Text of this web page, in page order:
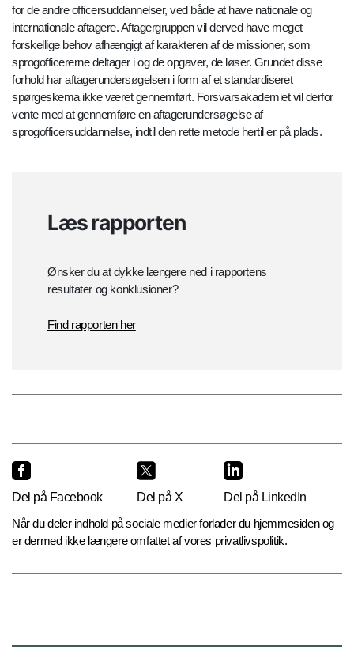
for de andre officersuddannelser, ved både at have nationale og
internationale aftagere. Aftagergruppen vil derved have meget
forskellige behov afhængigt af karakteren af de missioner, som
sprogofficererne deltager i og de opgaver, de løser. Grundet disse
forhold har aftagerundersøgelsen i form af et standardiseret
spørgeskema ikke været gennemført. Forsvarsakademiet vil derfor
vente med at gennemføre en aftagerundersøgelse af
sprogofficersuddannelse, indtil den rette metode hertil er på plads.
Læs rapporten
Ønsker du at dykke længere ned i rapportens
resultater og konklusioner?
Find rapporten her
Del på Facebook Del på X
Del på LinkedIn
Når du deler indhold på sociale medier forlader du hjemmesiden og
er dermed ikke længere omfattet af vores privatlivspolitik.